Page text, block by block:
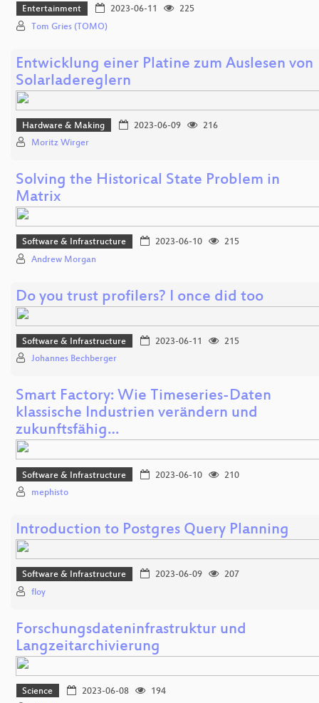
Entertainment 2023-06-11
225
Tom Gries (TOMO)
Entwicklung einer Platine zum Auslesen von
Solarladereglern
Hardware & Making 2023-06-09
216
Moritz Wirger
Solving the Historical State Problem in
Matrix
Software & Infrastructure 2023-06-10
215
Andrew Morgan
Do you trust profilers? I once did too
Software & Infrastructure 2023-06-11
215
Johannes Bechberger
Smart Factory: Wie Timeseries-Daten
klassische Industrien verändern und
zukunftsfähig…
Software & Infrastructure 2023-06-10
210
mephisto
Introduction to Postgres Query Planning
Software & Infrastructure 2023-06-09
207
floy
Forschungsdateninfrastruktur und
Langzeitarchivierung
Science 2023-06-08
194